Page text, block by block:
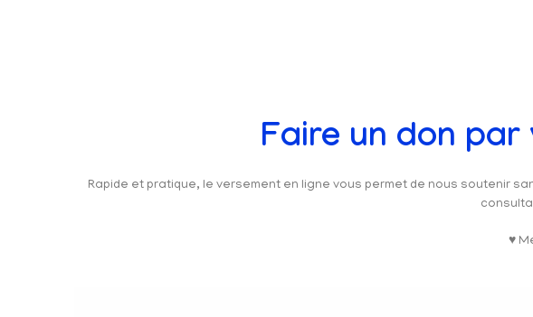
Faire un don
Rapide et pratique, le versement en ligne vous permet de nous soutenir
♥